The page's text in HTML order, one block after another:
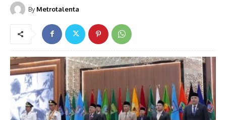
By Metrotalenta